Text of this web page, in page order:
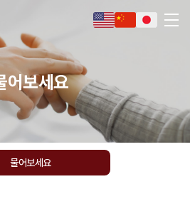
어보세요
물어보세요